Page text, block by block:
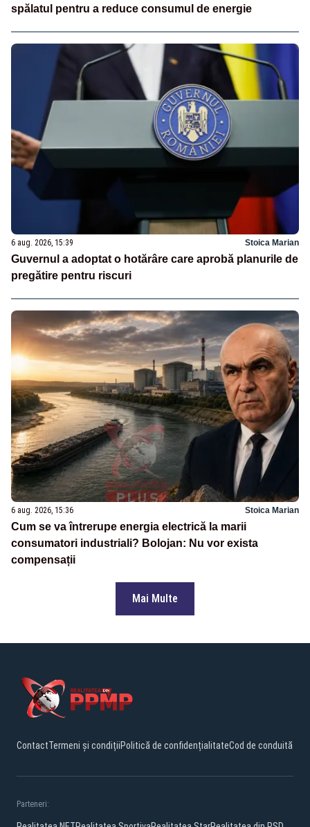
spălatul pentru a reduce consumul de energie
6 aug. 2026, 15:39 Stoica Marian
Guvernul a adoptat o hotărâre care aprobă planurile de
pregătire pentru riscuri
6 aug. 2026, 15:36 Stoica Marian
Cum se va întrerupe energia electrică la marii
consumatori industriali? Bolojan: Nu vor exista
compensații
Mai Multe
ContactTermeni și condițiiPolitică de confidențialitateCod de conduită
Parteneri: